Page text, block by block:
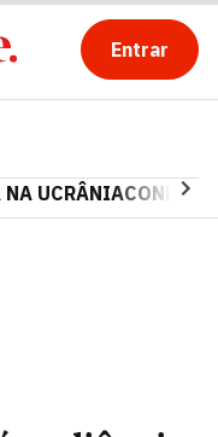
Entrar
NA UCRÂNIA